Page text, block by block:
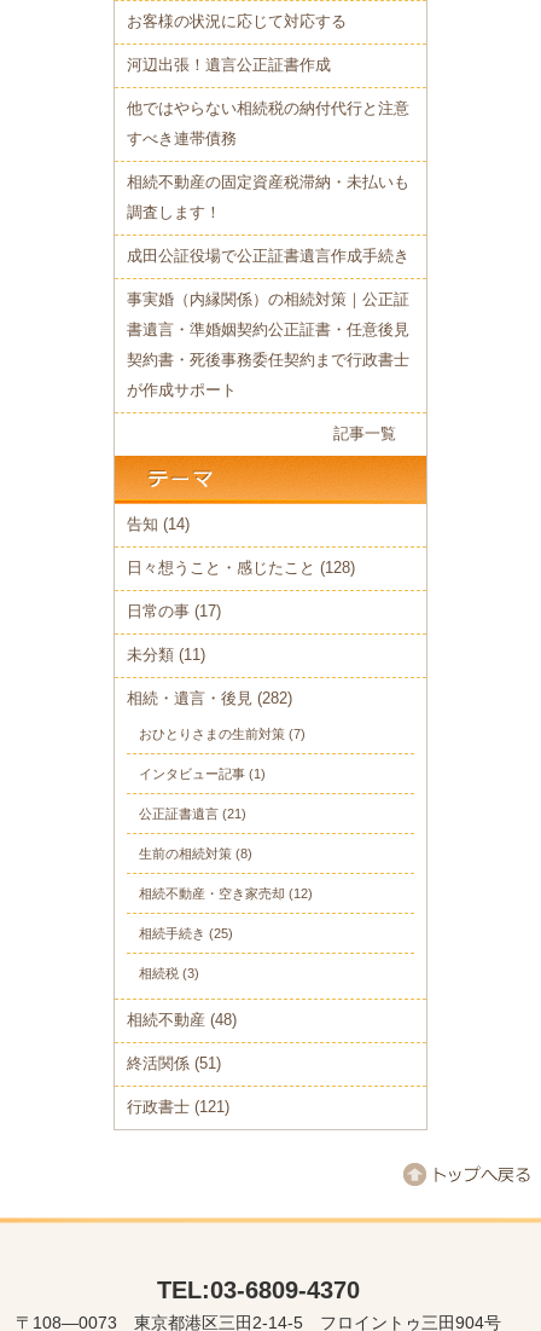
お客様の状況に応じて対応する
河辺出張！遺言公正証書作成
他ではやらない相続税の納付代行と注意
すべき連帯債務
相続不動産の固定資産税滞納・未払いも
調査します！
成田公証役場で公正証書遺言作成手続き
事実婚（内縁関係）の相続対策｜公正証
書遺言・準婚姻契約公正証書・任意後見
契約書・死後事務委任契約まで行政書士
が作成サポート
記事一覧
告知 (14)
日々想うこと・感じたこと (128)
日常の事 (17)
未分類 (11)
相続・遺言・後見 (282)
おひとりさまの生前対策 (7)
インタビュー記事 (1)
公正証書遺言 (21)
生前の相続対策 (8)
相続不動産・空き家売却 (12)
相続手続き (25)
相続税 (3)
相続不動産 (48)
終活関係 (51)
行政書士 (121)
TEL:03-6809-4370
〒108―0073 東京都港区三田2-14-5 フロイントゥ三田904号